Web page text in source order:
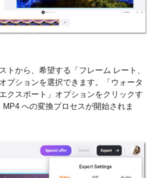
トから、希望する「フレーム レート、
プションを選択できます。「ウォータ
クスポート」オプションをクリックす
MP4 への変換プロセスが開始されま